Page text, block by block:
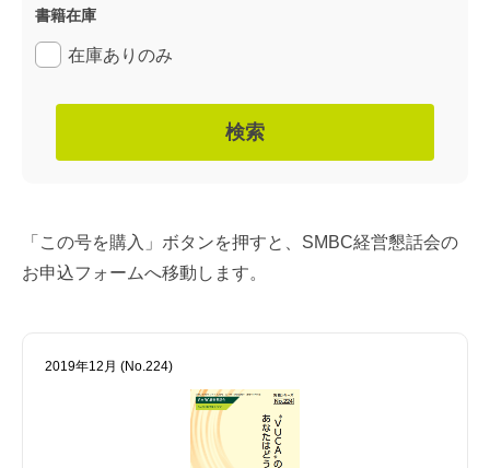
書籍在庫
在庫ありのみ
検索
「この号を購入」ボタンを押すと、SMBC経営懇話会の
お申込フォームへ移動します。
2019年12月 (No.224)